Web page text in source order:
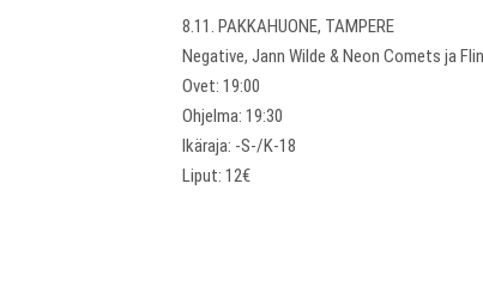
8.11. PAKKAHUONE, TAMPERE
Negative, Jann Wilde & Neon Comets ja
Ovet: 19:00
Ohjelma: 19:30
Ikäraja: -S-/K-18
Liput: 12€